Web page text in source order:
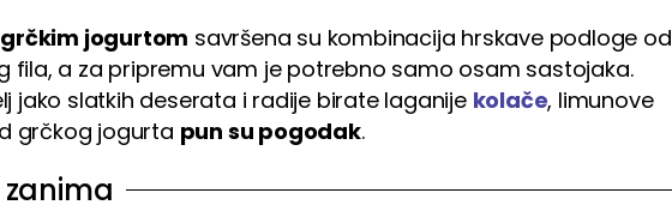
jogurtom savršena su kombinacija hrskave podloge od
fila, a za pripremu vam je potrebno samo osam sastojaka.
jako slatkih deserata i radije birate laganije kolače, limunove
grčkog jogurta pun su pogodak.